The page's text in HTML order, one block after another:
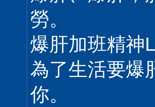
勞。
爆肝加班精神
為了生活要爆
你。